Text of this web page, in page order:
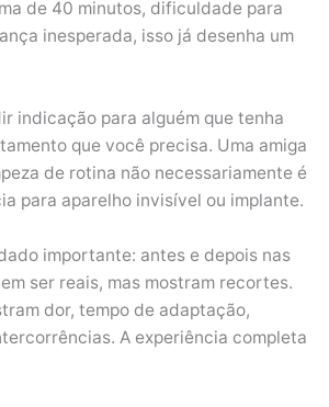
de 40 minutos, dificuldade para
inesperada, isso já desenha um
indicação para alguém que tenha
que você precisa. Uma amiga
de rotina não necessariamente é
para aparelho invisível ou implante.
importante: antes e depois nas
ser reais, mas mostram recortes.
dor, tempo de adaptação,
A experiência completa